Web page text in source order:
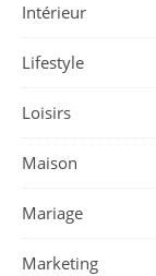
Intérieur
Lifestyle
Loisirs
Maison
Mariage
Marketing